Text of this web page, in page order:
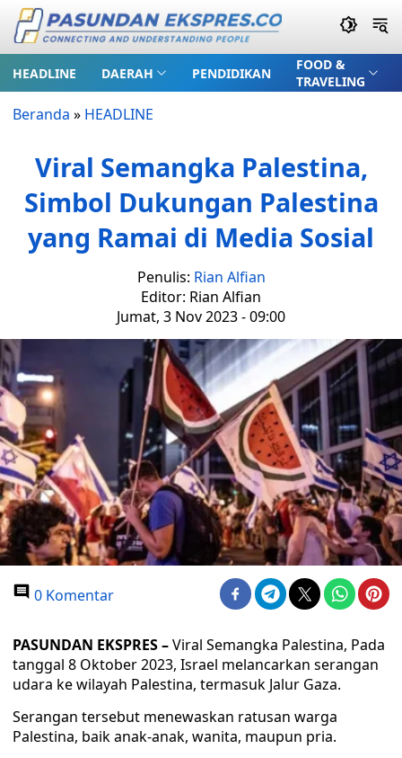
HEADLINE DAERAH PENDIDIKAN
FOOD &
TRAVELING
Beranda » HEADLINE
Viral Semangka Palestina,
Simbol Dukungan Palestina
yang Ramai di Media Sosial
Penulis: Rian Alfian
Editor: Rian Alfian
Jumat, 3 Nov 2023 - 09:00
0 Komentar
PASUNDAN EKSPRES –Viral Semangka Palestina, Pada
tanggal 8 Oktober 2023, Israel melancarkan serangan
udara ke wilayah Palestina, termasuk Jalur Gaza.
Serangan tersebut menewaskan ratusan warga
Palestina, baik anak-anak, wanita, maupun pria.